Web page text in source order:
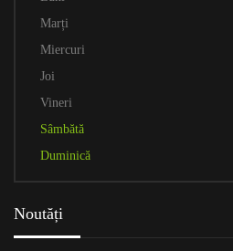
Marți
Miercuri
Joi
Vineri
Sâmbătă
Duminică
Noutăți